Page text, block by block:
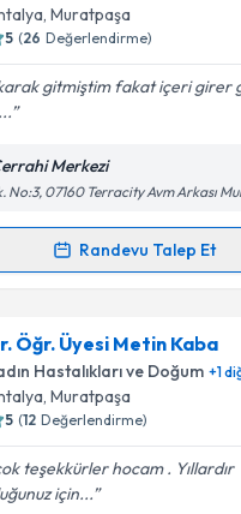
e-posta ile
verilerimin işlenmesine ilişkin
'ni okudum ve kişisel
işlenmesini kabul
, Muratpaşa
5 (26 Değerlendirme)
gitmiştim fakat içeri girer
Merkezi
No:3, 07160 Terracity Avm Arkası
Randevu Talep Et
Takvimi Talebi
Funda Erdoğaniçin randevu
Size bu uzmandan randevu
e-posta ile
Öğr. Üyesi Metin Kaba
Hastalıkları ve Doğum +1
, Muratpaşa
5 (12 Değerlendirme)
teşekkürler hocam . Yıllardır
için...